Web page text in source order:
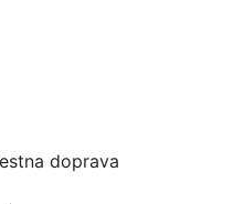
doprava